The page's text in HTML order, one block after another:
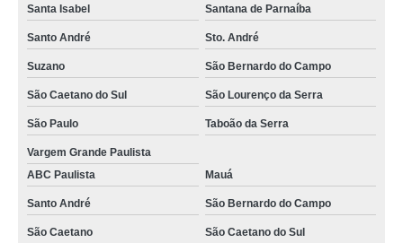
Santa Isabel Santana de Parnaíba
Santo André Sto. André
Suzano São Bernardo do Campo
São Caetano do Sul São Lourenço da Serra
São Paulo Taboão da Serra
Vargem Grande Paulista
ABC Paulista
Mauá
Santo André São Bernardo do Campo
São Caetano São Caetano do Sul